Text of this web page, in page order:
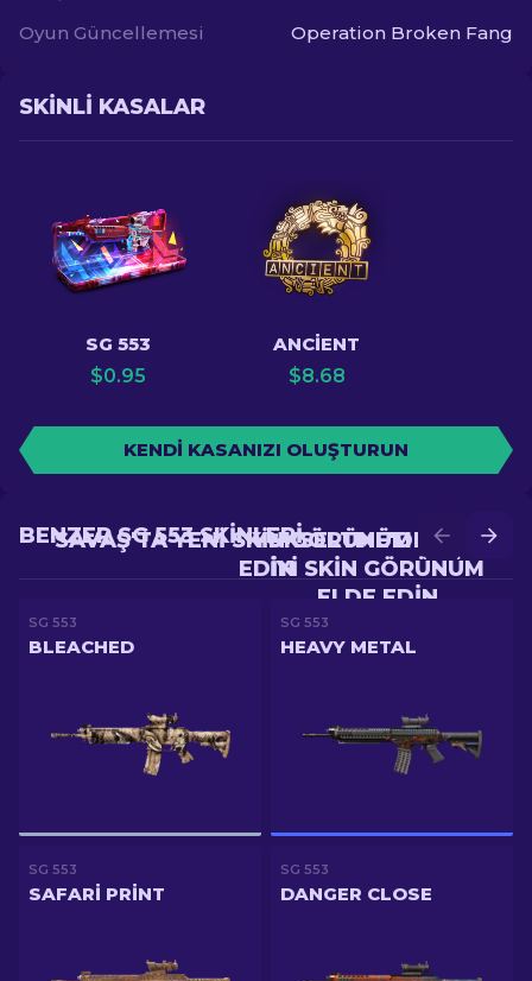
Oyun Güncellemesi
Operation Broken Fang
SKINLI KASALAR
SG 553
$0.95
ANCIENT
$8.68
KENDI KASANIZI OLUŞTURUN
YÜKSELTME'DE DAHA
IYI SKIN GÖRÜNÜM
ELDE EDIN
SAVAŞ'TA YENI SKIN GÖRÜNÜM ELDE
EDIN
BENZER SG 553 SKINLERI
SG 553
BLEACHED
SG 553
HEAVY METAL
SG 553
SAFARI PRINT
SG 553
DANGER CLOSE